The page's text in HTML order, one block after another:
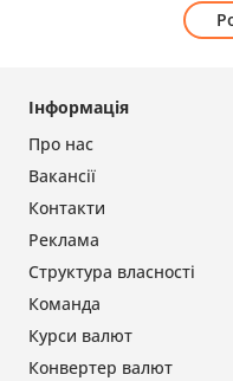
Інформація
Про нас
Вакансії
Контакти
Реклама
Структура власності
Команда
Курси валют
Конвертер валют